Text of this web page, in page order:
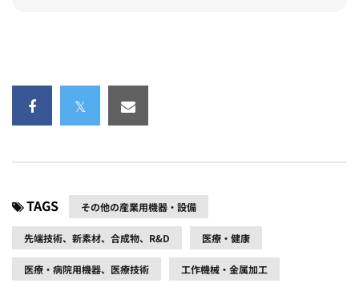
TAGS その他の産業用機器・設備
先端技術、新素材、合成物、R&D 医療・健康
医療・病院用機器、医療技術 工作機械・金属加工